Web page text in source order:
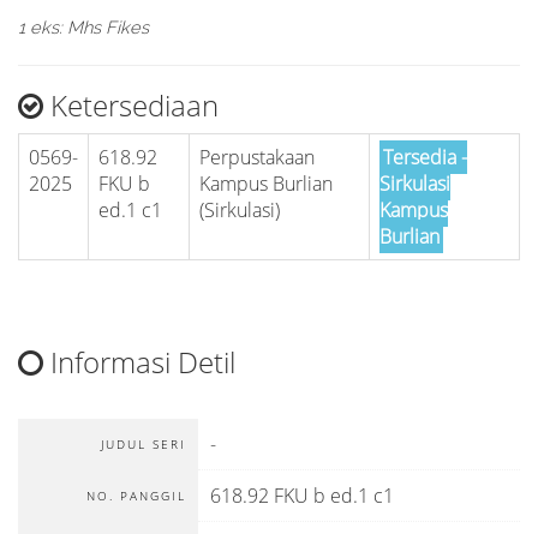
1 eks: Mhs Fikes
Ketersediaan
0569-
2025
618.92
FKU b
ed.1 c1
Perpustakaan
Kampus Burlian
(Sirkulasi)
Tersedia -
Sirkulasi
Kampus
Burlian
Informasi Detil
JUDUL SERI -
NO. PANGGIL 618.92 FKU b ed.1 c1